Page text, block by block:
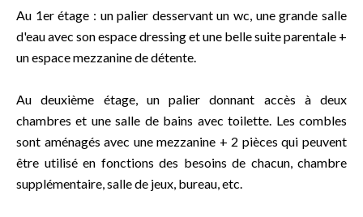
Au 1er étage : un palier desservant un wc, une grande salle
d'eau avec son espace dressing et une belle suite parentale +
un espace mezzanine de détente.
Au deuxième étage, un palier donnant accès à deux
chambres et une salle de bains avec toilette. Les combles
sont aménagés avec une mezzanine + 2 pièces qui peuvent
être utilisé en fonctions des besoins de chacun, chambre
supplémentaire, salle de jeux, bureau, etc.